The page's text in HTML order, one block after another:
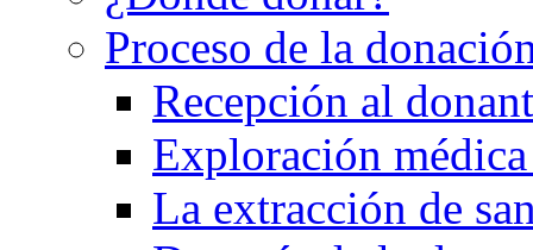
Proceso de la
Recepción al
Exploración
La extracción de